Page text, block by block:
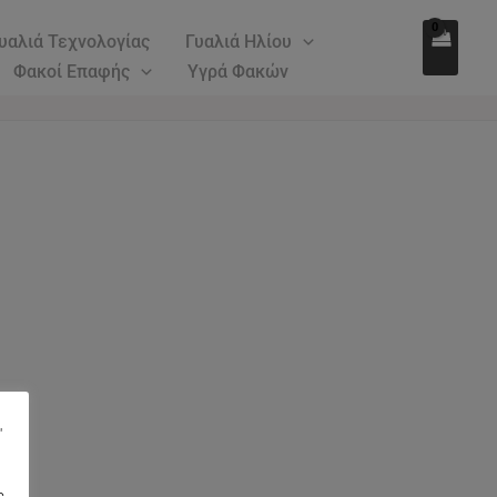
Τεχνολογίας
Γυαλιά Ηλίου
Φακοί Επαφής
Υγρά Φακών